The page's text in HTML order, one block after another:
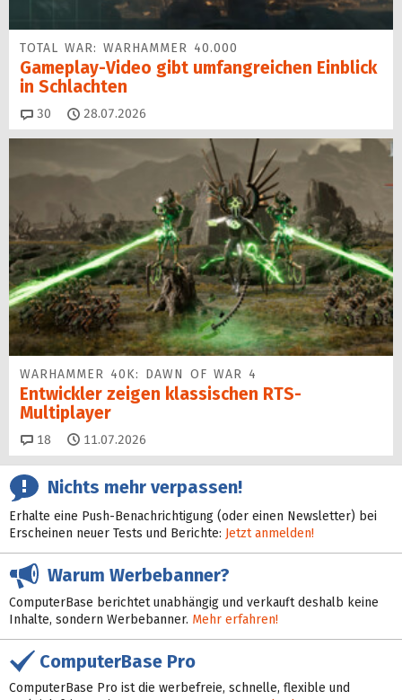
TOTAL WAR: WARHAMMER 40.000
Gameplay-Video gibt umfangreichen Einblick
in Schlachten
30 Kommentare
28.07.2026
WARHAMMER 40K: DAWN OF WAR 4
Entwickler zeigen klassischen RTS-
Multiplayer
18 Kommentare
11.07.2026
Nichts mehr verpassen!
Erhalte eine Push-Benachrichtigung (oder einen Newsletter) bei
Erscheinen neuer Tests und Berichte: Jetzt anmelden!
Warum Werbebanner?
ComputerBase berichtet unabhängig und verkauft deshalb keine
Inhalte, sondern Werbebanner. Mehr erfahren!
ComputerBase Pro
ComputerBase Pro ist die werbefreie, schnelle, flexible und